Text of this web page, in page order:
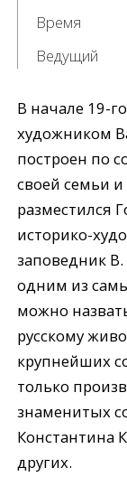
Время
Ведущий
В начале 19-
художником
построен по
своей семьи
разместился
историко-
заповедник
одним из
можно
русскому
крупнейших
только
знаменитых
Константина
других.